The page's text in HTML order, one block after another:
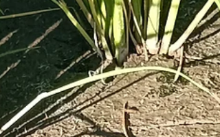
にて、8月14日（金）いよくぼのファームの出品
決定いたしました！**松山の夏を極限まで盛り上
げる熱気あふれる会場で、皆様にお会いできるの
を楽しみにしております。 💡 今後の投稿もお楽
みに！ 第二弾： 愛媛トヨペット様のブース場所
ご案内 第三弾： お米の販売や「お米の重さ当て
ベント」などの企画詳細 順次お知らせしていきま
すので、ぜひお見逃しなく！